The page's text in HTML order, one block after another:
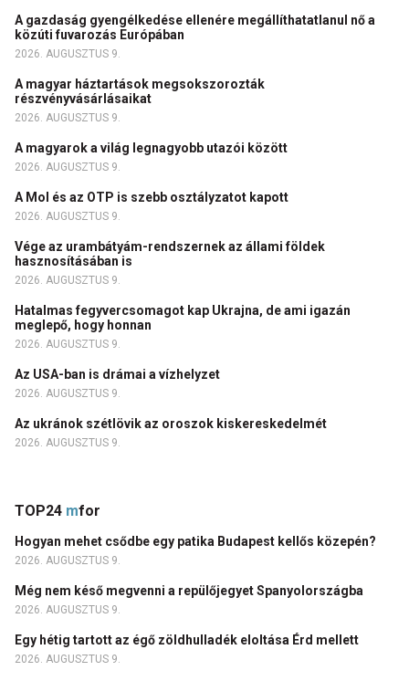
A gazdaság gyengélkedése ellenére megállíthatatlanul nő a
közúti fuvarozás Európában
2026. AUGUSZTUS 9.
A magyar háztartások megsokszorozták
részvényvásárlásaikat
2026. AUGUSZTUS 9.
A magyarok a világ legnagyobb utazói között
2026. AUGUSZTUS 9.
A Mol és az OTP is szebb osztályzatot kapott
2026. AUGUSZTUS 9.
Vége az urambátyám-rendszernek az állami földek
hasznosításában is
2026. AUGUSZTUS 9.
Hatalmas fegyvercsomagot kap Ukrajna, de ami igazán
meglepő, hogy honnan
2026. AUGUSZTUS 9.
Az USA-ban is drámai a vízhelyzet
2026. AUGUSZTUS 9.
Az ukránok szétlövik az oroszok kiskereskedelmét
2026. AUGUSZTUS 9.
TOP24 mfor
Hogyan mehet csődbe egy patika Budapest kellős közepén?
2026. AUGUSZTUS 9.
Még nem késő megvenni a repülőjegyet Spanyolországba
2026. AUGUSZTUS 9.
Egy hétig tartott az égő zöldhulladék eloltása Érd mellett
2026. AUGUSZTUS 9.